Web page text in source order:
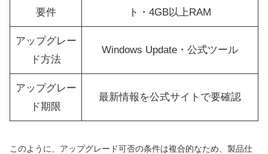
要件
ト・4GB以上RAM
アップグレー
ド方法
Windows Update・公式ツール
アップグレー
ド期限
最新情報を公式サイトで要確認
このように、アップグレード可否の条件は複合的なため、製品仕